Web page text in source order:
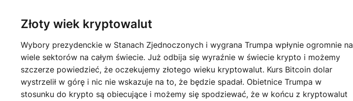
Złoty wiek kryptowalut
Wybory prezydenckie w Stanach Zjednoczonych i wygrana Trumpa wpłynie ogromnie na
wiele sektorów na całym świecie. Już odbija się wyraźnie w świecie krypto i możemy
szczerze powiedzieć, że oczekujemy złotego wieku kryptowalut. Kurs Bitcoin dolar
wystrzelił w górę i nic nie wskazuje na to, że będzie spadał. Obietnice Trumpa w
stosunku do krypto są obiecujące i możemy się spodziewać, że w końcu z kryptowalut